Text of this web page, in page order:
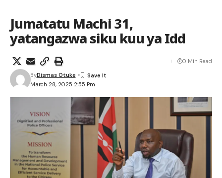
Jumatatu Machi 31,
yatangazwa siku kuu ya Idd
March 28, 2025 2:55 Pm
ByDismas Otuke
0 Min Read